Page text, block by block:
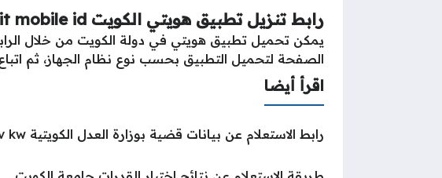
رابط تنزيل تطبيق هويتي الكويت kuwait mobile id
يمكن تحميل تطبيق هويتي في دولة الكويت من خلال
الصفحة لتحميل التطبيق بحسب نوع نظام الجهاز، ثم
اقرأ أيضا
رابط الاستعلام عن بيانات قضية بوزارة العدل الكويتية moj gov kw